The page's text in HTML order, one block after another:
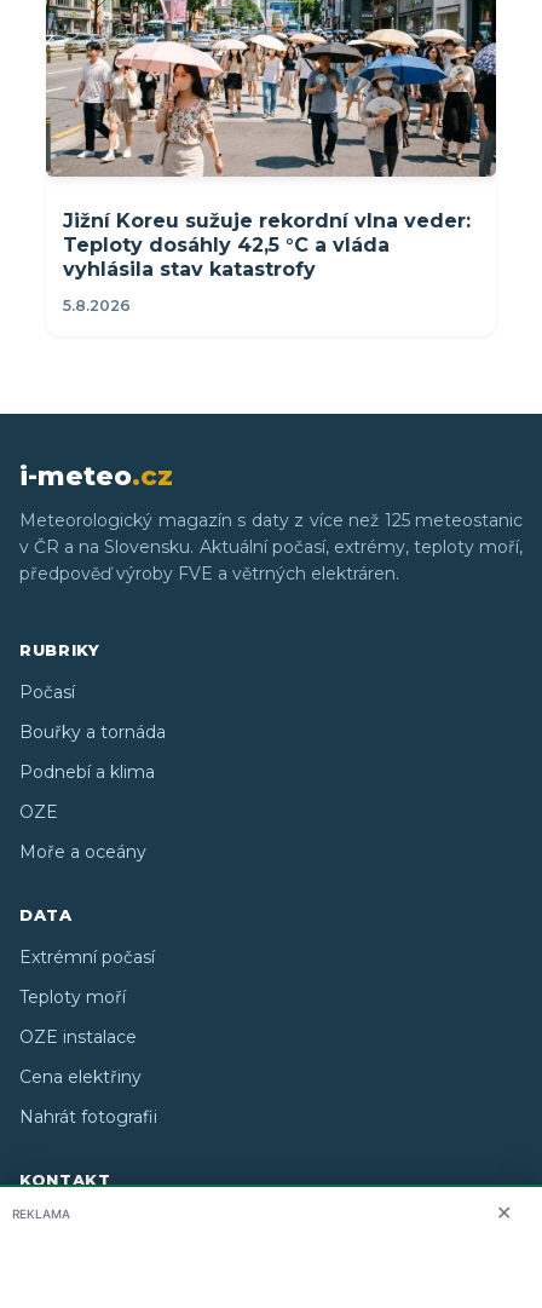
Jižní Koreu sužuje rekordní vlna veder:
Teploty dosáhly 42,5 °C a vláda
vyhlásila stav katastrofy
5.8.2026
i-meteo.cz
Meteorologický magazín s daty z více než 125 meteostanic
v ČR a na Slovensku. Aktuální počasí, extrémy, teploty moří,
předpověď výroby FVE a větrných elektráren.
RUBRIKY
Počasí
Bouřky a tornáda
Podnebí a klima
OZE
Moře a oceány
DATA
Extrémní počasí
Teploty moří
OZE instalace
Cena elektřiny
Nahrát fotografii
KONTAKT
O nás
REKLAMA ✕